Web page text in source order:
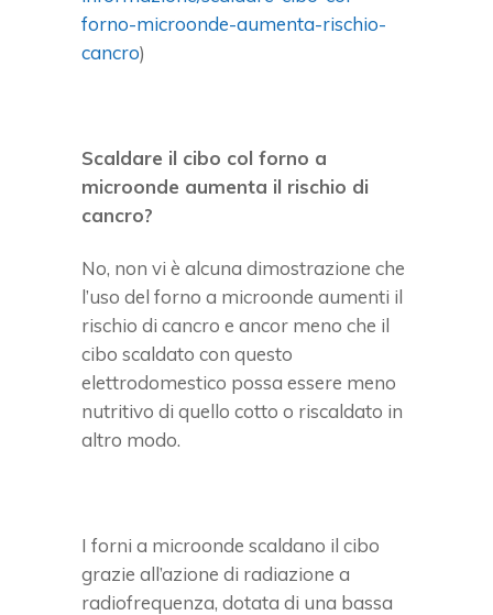
forno-microonde-aumenta-rischio-
cancro)
Scaldare il cibo col forno a
microonde aumenta il rischio di
cancro?
No, non vi è alcuna dimostrazione che
l’uso del forno a microonde aumenti il
rischio di cancro e ancor meno che il
cibo scaldato con questo
elettrodomestico possa essere meno
nutritivo di quello cotto o riscaldato in
altro modo.
I forni a microonde scaldano il cibo
grazie all’azione di radiazione a
radiofrequenza, dotata di una bassa